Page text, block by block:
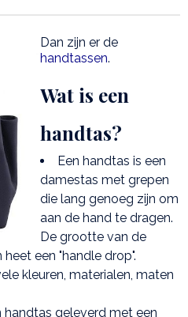
Dan zijn er de
handtassen.
Wat is een
handtas?
Een handtas is een
damestas met grepen
die lang genoeg zijn om
aan de hand te dragen.
De grootte van de
een "handle drop".
kleuren, materialen, maten
handtas geleverd met een